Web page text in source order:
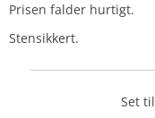
Prisen falder hurtigt.
Stensikkert.
Set til